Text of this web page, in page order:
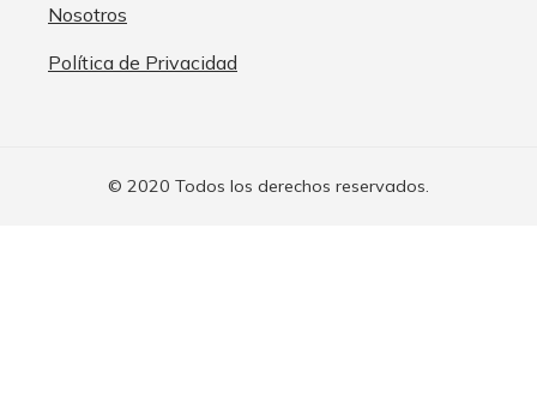
Nosotros
Política de Privacidad
© 2020 Todos los derechos reservados.